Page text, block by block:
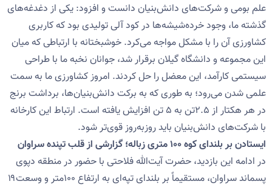
علم بومی و شرکت‌های دانش‌بنیان دانست و افزود: یکی از دغدغه‌های
گذشته ما، وجود خرده‌شیشه‌ها در کود آلی تولیدی بود که کاربری
کشاورزی آن را با مشکل مواجه می‌کرد. خوشبختانه با ارتباطی که میان
این مجموعه و دانشگاه گیلان برقرار شد، جوانان نخبه ما با طراحی
سیستمی کارآمد، این معضل را حل کردند. امروز کشاورزی ما به سمت
علمی شدن می‌رود؛ به طوری که به برکت دانش‌بنیان‌ها، برداشت برنج
در هر هکتار از ۲.۵تن به ۵ تن افزایش یافته است. ارتباط این کارخانه
با شرکت‌های دانش‌بنیان باید روزبه‌روز قوی‌تر شود.
ایستادن بر بلندای کوه ۱۰۰ متری زباله؛ گزارشی از قلب تپنده سراوان
در ادامه این بازدید، حضرت آیت‌الله فلاحتی با حضور در منطقه دپوی
پسماند سراوان، مستقیماً بر بلندای تپه‌ای به ارتفاع ۱۰۰متر و وسعت۱۹